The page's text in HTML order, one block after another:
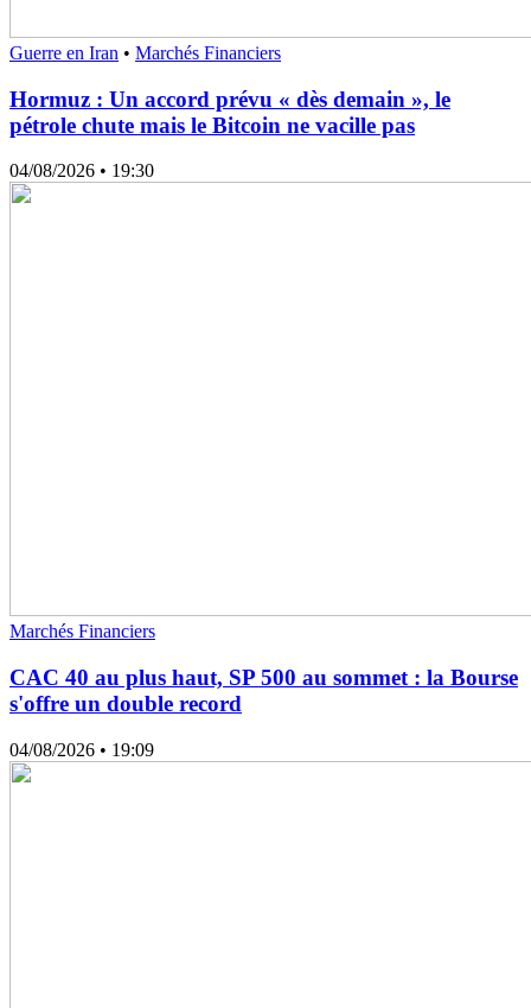
Guerre en Iran • Marchés Financiers
Hormuz : Un accord prévu « dès demain », le
pétrole chute mais le Bitcoin ne vacille pas
04/08/2026 • 19:30
Marchés Financiers
CAC 40 au plus haut, SP 500 au sommet : la Bourse
s'offre un double record
04/08/2026 • 19:09